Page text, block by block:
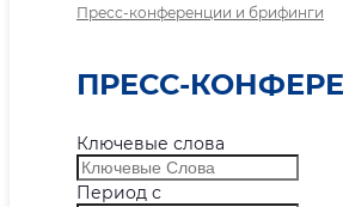
Пресс-конференции и брифинги
ПРЕСС-
Ключевые слова
Период с